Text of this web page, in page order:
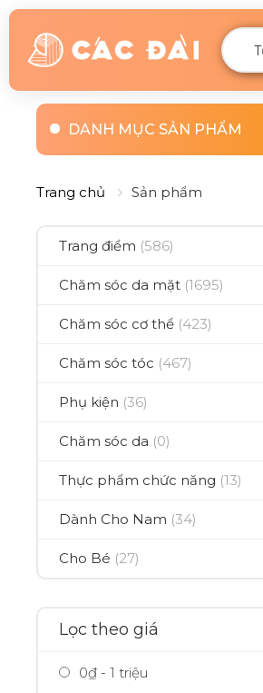
DANH MỤC SẢN PHẨM
Trang chủ Sản phẩm
Trang điểm (586)
Chăm sóc da mặt (1695)
Chăm sóc cơ thể (423)
Chăm sóc tóc (467)
Phụ kiện (36)
Chăm sóc da (0)
Thực phẩm chức năng (13)
Dành Cho Nam (34)
Cho Bé (27)
Lọc theo giá
0₫ - 1 triệu